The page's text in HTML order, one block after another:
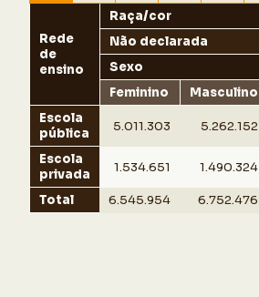
Rede
de
ensino
Raça/cor
Não declarada
Sexo
Feminino
Masculino
Escola
pública
5.011.303 5.262.152
Escola
privada
1.534.651 1.490.324
Total 6.545.954 6.752.476